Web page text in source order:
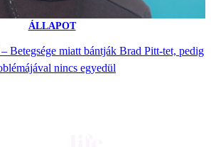
ÁLLAPOT
Betegsége miatt bántják Brad Pitt-tet, pedig
nincs egyedül